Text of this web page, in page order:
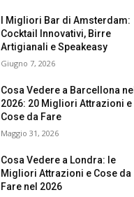
I Migliori Bar di Amsterdam:
Cocktail Innovativi, Birre
Artigianali e Speakeasy
Giugno 7, 2026
Cosa Vedere a Barcellona nel
2026: 20 Migliori Attrazioni e
Cose da Fare
Maggio 31, 2026
Cosa Vedere a Londra: le
Migliori Attrazioni e Cose da
Fare nel 2026